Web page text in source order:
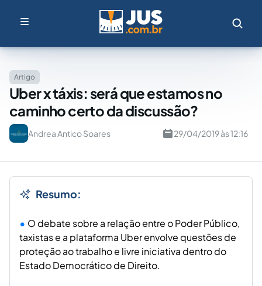
Artigo
Uber x táxis: será que estamos no
caminho certo da discussão?
Andrea Antico Soares 29/04/2019 às 12:16
Resumo:
O debate sobre a relação entre o Poder Público,
taxistas e a plataforma Uber envolve questões de
proteção ao trabalho e livre iniciativa dentro do
Estado Democrático de Direito.